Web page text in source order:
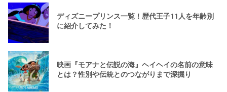
ディズニープリンス一覧！歴代王子11人を年齢別
に紹介してみた！
映画『モアナと伝説の海』ヘイヘイの名前の意味
とは？性別や伝統とのつながりまで深掘り